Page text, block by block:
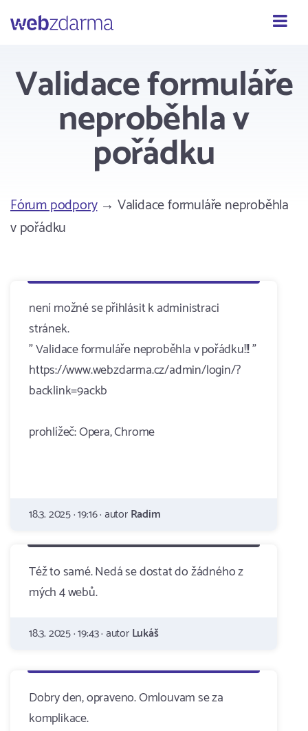
Webzdarma
Validace formuláře
neproběhla v
pořádku
Fórum podpory→ Validace formuláře neproběhla
v pořádku
není možné se přihlásit k administraci
stránek.
" Validace formuláře neproběhla v pořádku!!! "
https://www.webzdarma.cz/admin/login/?
backlink=9ackb
prohlížeč: Opera, Chrome
18.3. 2025 · 19:16 · autorRadim
Též to samé. Nedá se dostat do žádného z
mých 4 webů.
18.3. 2025 · 19:43 · autorLukáš
Dobry den, opraveno. Omlouvam se za
komplikace.